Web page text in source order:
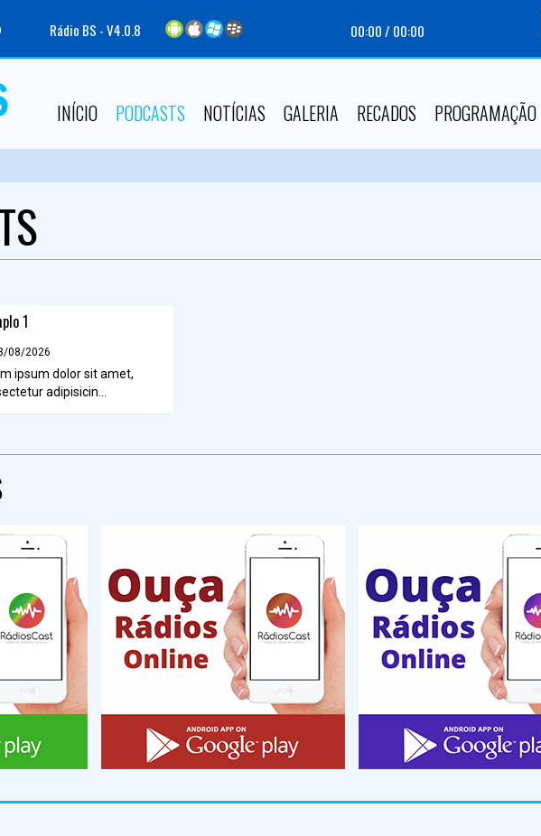
Rádio BS - V4.0.8 00:00/ 00:00
INÍCIO PODCASTS NOTÍCIAS GALERIA RECADOS PROGRAMAÇÃO
1
08/2026
ipsum dolor sit amet,
adipisicin...